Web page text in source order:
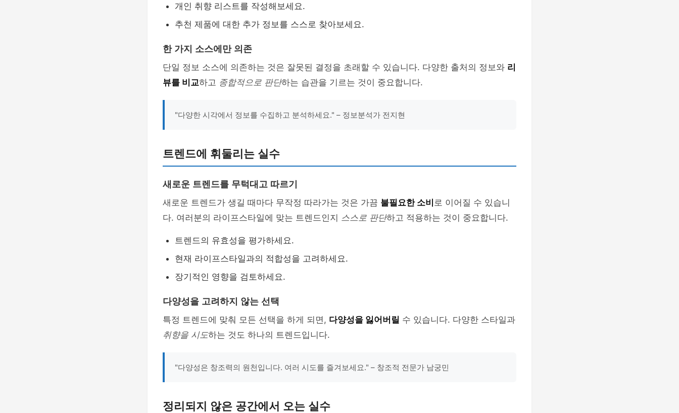
개인 취향 리스트를 작성해보세요.
추천 제품에 대한 추가 정보를 스스로 찾아보세요.
한 가지 소스에만 의존
단일 정보 소스에 의존하는 것은 잘못된 결정을 초래할 수 있습니다. 다양한 출처의 정보와 리
뷰를 비교하고 종합적으로 판단하는 습관을 기르는 것이 중요합니다.
"다양한 시각에서 정보를 수집하고 분석하세요." – 정보분석가 전지현
트렌드에 휘둘리는 실수
새로운 트렌드를 무턱대고 따르기
새로운 트렌드가 생길 때마다 무작정 따라가는 것은 가끔 불필요한 소비 로 이어질 수 있습니
다. 여러분의 라이프스타일에 맞는 트렌드인지 스스로 판단하고 적용하는 것이 중요합니다.
트렌드의 유효성을 평가하세요.
현재 라이프스타일과의 적합성을 고려하세요.
장기적인 영향을 검토하세요.
다양성을 고려하지 않는 선택
특정 트렌드에 맞춰 모든 선택을 하게 되면, 다양성을 잃어버릴 수 있습니다. 다양한 스타일과
취향을 시도하는 것도 하나의 트렌드입니다.
"다양성은 창조력의 원천입니다. 여러 시도를 즐겨보세요." – 창조적 전문가 남궁민
정리되지 않은 공간에서 오는 실수